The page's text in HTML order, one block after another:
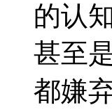
的认
甚至
都嫌